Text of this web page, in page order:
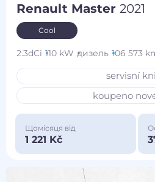
Renault Master2021
Cool
2.3dCi 110 kW дизель 106 573
servisní
koupeno
Щомісяця від
1 221 Kč